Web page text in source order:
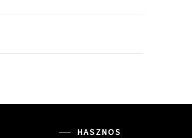
HASZNOS